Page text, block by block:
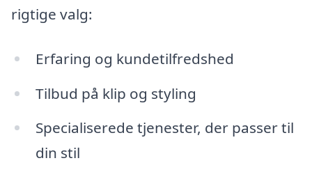
rigtige valg:
Erfaring og kundetilfredshed
Tilbud på klip og styling
Specialiserede tjenester, der passer til
din stil